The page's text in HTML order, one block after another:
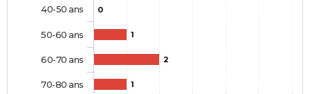
0
1
2
1
40-50 ans
50-60 ans
60-70 ans
70-80 ans